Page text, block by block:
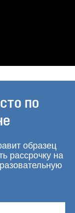
по
образец
рассрочку на